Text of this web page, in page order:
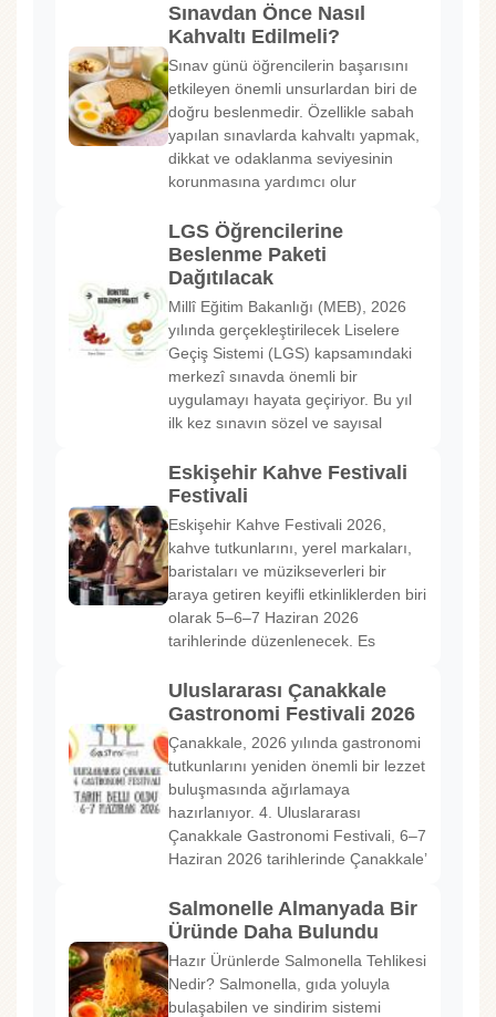
Sınavdan Önce Nasıl
Kahvaltı Edilmeli?
Sınav günü öğrencilerin başarısını
etkileyen önemli unsurlardan biri de
doğru beslenmedir. Özellikle sabah
yapılan sınavlarda kahvaltı yapmak,
dikkat ve odaklanma seviyesinin
korunmasına yardımcı olur
LGS Öğrencilerine
Beslenme Paketi
Dağıtılacak
Millî Eğitim Bakanlığı (MEB), 2026
yılında gerçekleştirilecek Liselere
Geçiş Sistemi (LGS) kapsamındaki
merkezî sınavda önemli bir
uygulamayı hayata geçiriyor. Bu yıl
ilk kez sınavın sözel ve sayısal
Eskişehir Kahve Festivali
Festivali
Eskişehir Kahve Festivali 2026,
kahve tutkunlarını, yerel markaları,
baristaları ve müzikseverleri bir
araya getiren keyifli etkinliklerden biri
olarak 5–6–7 Haziran 2026
tarihlerinde düzenlenecek. Es
Uluslararası Çanakkale
Gastronomi Festivali 2026
Çanakkale, 2026 yılında gastronomi
tutkunlarını yeniden önemli bir lezzet
buluşmasında ağırlamaya
hazırlanıyor. 4. Uluslararası
Çanakkale Gastronomi Festivali, 6–7
Haziran 2026 tarihlerinde Çanakkale’
Salmonelle Almanyada Bir
Üründe Daha Bulundu
Hazır Ürünlerde Salmonella Tehlikesi
Nedir? Salmonella, gıda yoluyla
bulaşabilen ve sindirim sistemi